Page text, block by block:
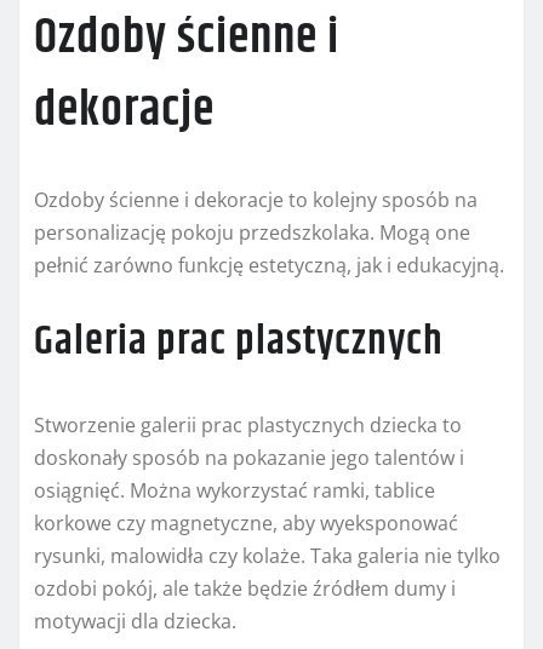
Ozdoby ścienne i
dekoracje
Ozdoby ścienne i dekoracje to kolejny sposób na
personalizację pokoju przedszkolaka. Mogą one
pełnić zarówno funkcję estetyczną, jak i edukacyjną.
Galeria prac plastycznych
Stworzenie galerii prac plastycznych dziecka to
doskonały sposób na pokazanie jego talentów i
osiągnięć. Można wykorzystać ramki, tablice
korkowe czy magnetyczne, aby wyeksponować
rysunki, malowidła czy kolaże. Taka galeria nie tylko
ozdobi pokój, ale także będzie źródłem dumy i
motywacji dla dziecka.